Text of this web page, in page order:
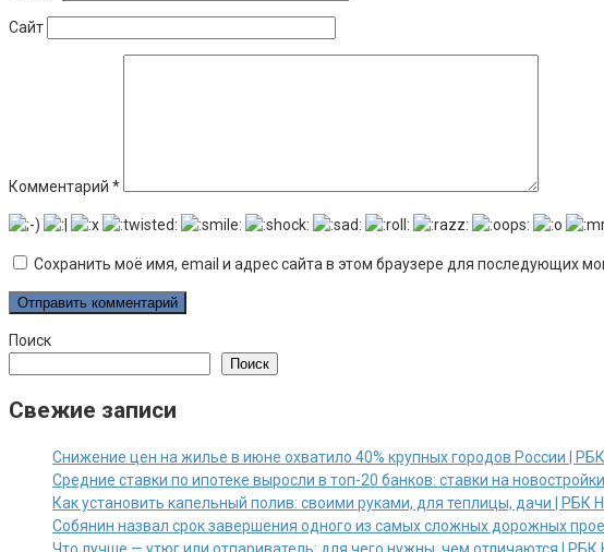
Сайт
Комментарий *
Сохранить моё имя, email и адрес сайта в этом браузере для последующих
Поиск
Поиск
Свежие записи
Снижение цен на жилье в июне охватило 40% крупных городов России |
Средние ставки по ипотеке выросли в топ-20 банков: ставки на
Как установить капельный полив: своими руками, для теплицы, дачи | РБК
Собянин назвал срок завершения одного из самых сложных дорожных